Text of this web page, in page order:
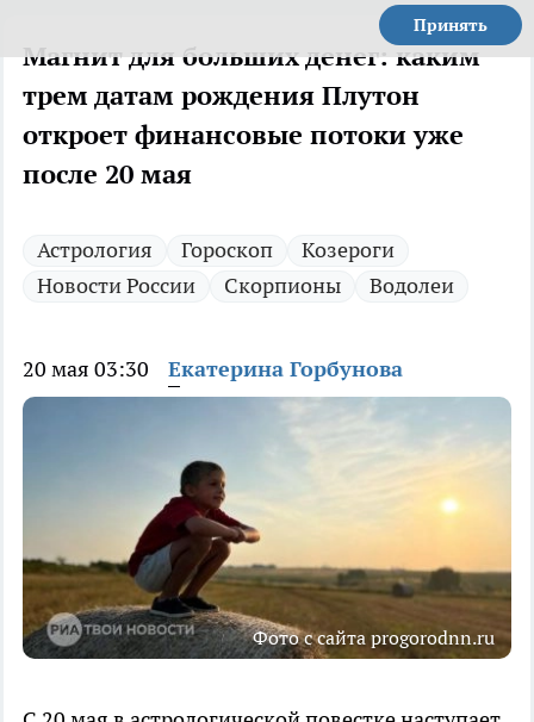
Принять
Магнит для больших денег: каким
трем датам рождения Плутон
откроет финансовые потоки уже
после 20 мая
Астрология Гороскоп
Козероги
Новости России
Скорпионы Водолеи
20 мая 03:30 Екатерина Горбунова
Фото с сайта progorodnn.ru